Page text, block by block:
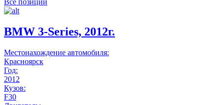
Все позиции
BMW 3-Series, 2012г.
Местонахождение автомобиля:
Красноярск
Год:
2012
Кузов:
F30